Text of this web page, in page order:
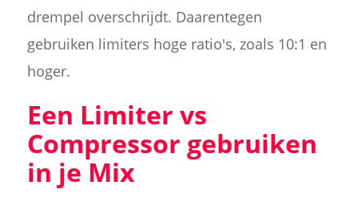
drempel overschrijdt. Daarentegen
gebruiken limiters hoge ratio's, zoals 10:1 en
hoger.
Een Limiter vs
Compressor gebruiken
in je Mix